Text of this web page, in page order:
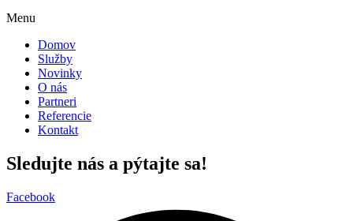
Menu
Domov
Služby
Novinky
O nás
Partneri
Referencie
Kontakt
Sledujte nás a pýtajte sa!
Facebook